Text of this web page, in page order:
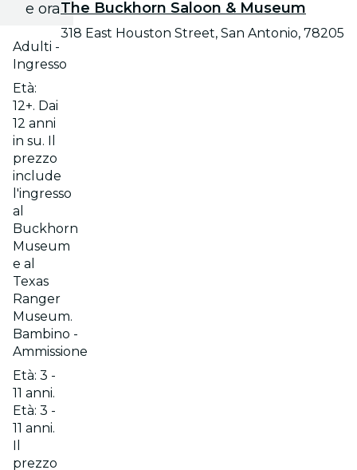
e ora
Adulti -
Ingresso
Età:
12+. Dai
12 anni
in su. Il
prezzo
include
l'ingresso
al
Buckhorn
Museum
e al
Texas
Ranger
Museum.
Bambino -
Ammissione
Età: 3 -
11 anni.
Età: 3 -
11 anni.
prezzo
The Buckhorn Saloon & Museum
318 East Houston Street, San Antonio, 78205